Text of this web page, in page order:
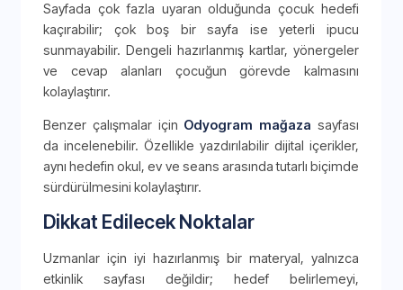
Sayfada çok fazla uyaran olduğunda çocuk hedefi
kaçırabilir; çok boş bir sayfa ise yeterli ipucu
sunmayabilir. Dengeli hazırlanmış kartlar, yönergeler
ve cevap alanları çocuğun görevde kalmasını
kolaylaştırır.
Benzer çalışmalar için Odyogram mağaza sayfası
da incelenebilir. Özellikle yazdırılabilir dijital içerikler,
aynı hedefin okul, ev ve seans arasında tutarlı biçimde
sürdürülmesini kolaylaştırır.
Dikkat Edilecek Noktalar
Uzmanlar için iyi hazırlanmış bir materyal, yalnızca
etkinlik sayfası değildir; hedef belirlemeyi,